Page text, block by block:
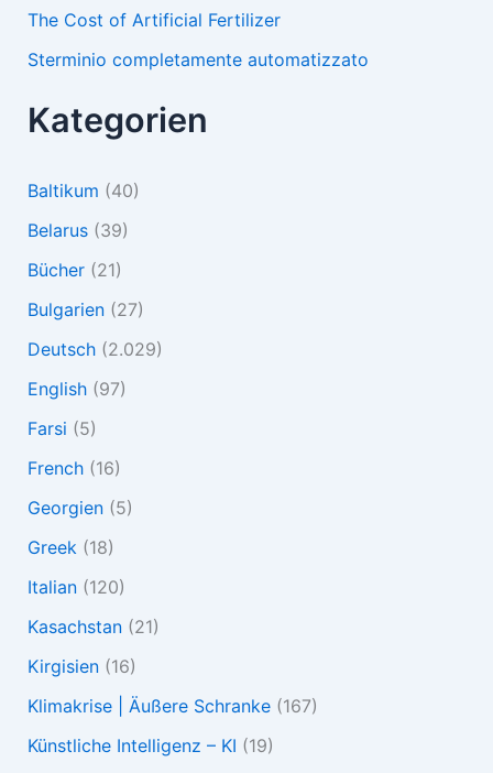
The Cost of Artificial Fertilizer
Sterminio completamente automatizzato
Kategorien
Baltikum (40)
Belarus(39)
Bücher(21)
Bulgarien(27)
Deutsch(2.029)
English(97)
Farsi (5)
French(16)
Georgien(5)
Greek(18)
Italian(120)
Kasachstan(21)
Kirgisien(16)
Klimakrise | Äußere Schranke(167)
Künstliche Intelligenz – KI (19)